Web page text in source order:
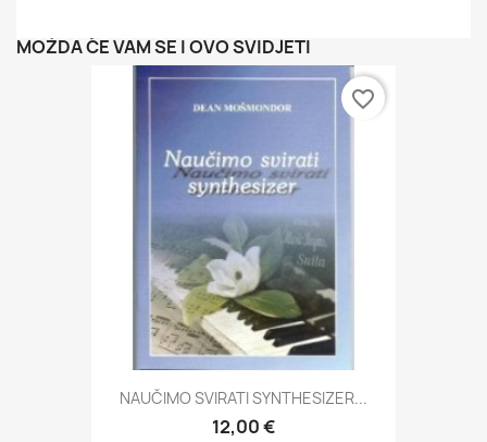
MOŽDA ĆE VAM SE I OVO SVIDJETI
NAUČIMO SVIRATI SYNTHESIZER...
12,00 €
favorite_border